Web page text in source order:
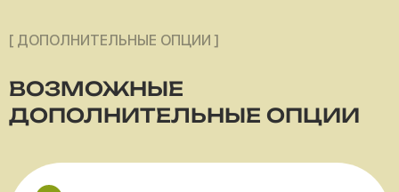
[ ДОПОЛНИТЕЛЬНЫЕ ОПЦИИ ]
ВОЗМОЖНЫЕ
ДОПОЛНИТЕЛЬНЫЕ ОПЦИИ